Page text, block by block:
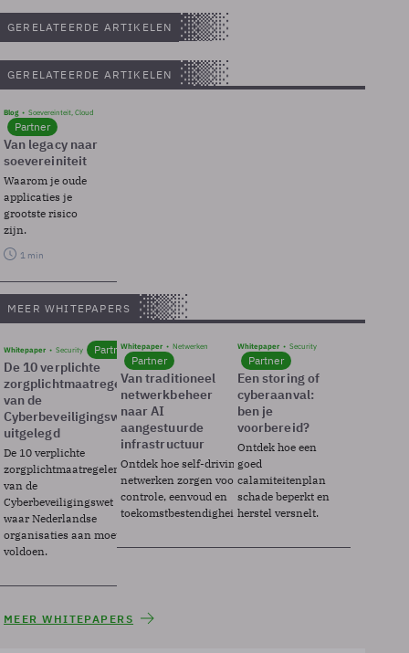
GERELATEERDE ARTIKELEN
GERELATEERDE ARTIKELEN
Blog Soevereinteit, Cloud
Partner
Van legacy naar
soevereiniteit
Waarom je oude
applicaties je
grootste risico
zijn.
1 min
MEER WHITEPAPERS
Whitepaper Security Partner
De 10 verplichte
zorgplichtmaatregelen
van de
Cyberbeveiligingswet
uitgelegd
De 10 verplichte
zorgplichtmaatregelen
van de
Cyberbeveiligingswet
waar Nederlandse
organisaties aan moeten
voldoen.
Whitepaper Netwerken
Partner
Van traditioneel
netwerkbeheer
naar AI
aangestuurde
infrastructuur
Ontdek hoe self-driving
netwerken zorgen voor
controle, eenvoud en
toekomstbestendigheid.
Whitepaper Security
Partner
Een storing of
cyberaanval:
ben je
voorbereid?
Ontdek hoe een
goed
calamiteitenplan
schade beperkt en
herstel versnelt.
MEER WHITEPAPERS